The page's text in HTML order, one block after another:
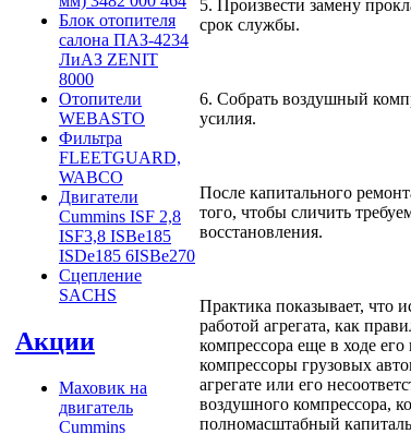
Блок отопителя
салона ПАЗ-4234
ЛиАЗ ZENIT
8000
Отопители
WEBASTO
Фильтра
FLEETGUARD,
WABCO
Двигатели
Cummins ISF 2,8
ISF3,8 ISBe185
ISDe185 6ISBe270
Сцепление
SACHS
Акции
Маховик на
двигатель
Cummins
5. Произвести замену
срок службы.
6. Собрать воздушный
усилия.
После капитального
того, чтобы сличить
восстановления.
Практика показывает, что
работой агрегата, как
компрессора еще в ходе
компрессоры грузовых
агрегате или его
воздушного компрессора,
полномасштабный